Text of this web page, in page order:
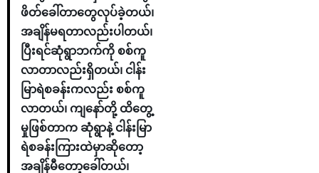
ဖိတ်ခေါ်တာတွေလုပ်ခဲ့တယ်၊
အချိန်မရတာလည်းပါတယ်၊
ပြီးရင်ဆုံရွာဘက်ကို စစ်ကူ
လာတာလည်းရှိတယ်၊ ငါန်း
မြာရဲစခန်းကလည်း စစ်ကူ
လာတယ်၊ ကျနော်တို့ ထိတွေ့
မှုဖြစ်တာက ဆုံရွာနဲ့ ငါန်းမြာ
ရဲစခန်းကြားထဲမှာဆိုတော့
အချိန်မီတော့ခေါ်တယ်၊